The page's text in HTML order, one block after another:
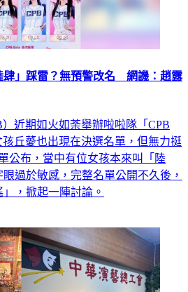
肆」踩雷？無預警改名 網譏：趙露
近期如火如荼舉辦啦啦隊「CPB
丘薆也出現在決選名單，但無力挺
公布，當中有位女孩本來叫「陸
過於敏感，完整名單公開不久後，
，掀起一陣討論。